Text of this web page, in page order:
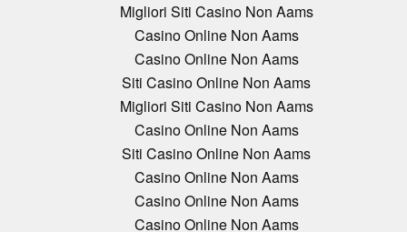
Migliori Siti Casino Non Aams
Casino Online Non Aams
Casino Online Non Aams
Siti Casino Online Non Aams
Migliori Siti Casino Non Aams
Casino Online Non Aams
Siti Casino Online Non Aams
Casino Online Non Aams
Casino Online Non Aams
Casino Online Non Aams